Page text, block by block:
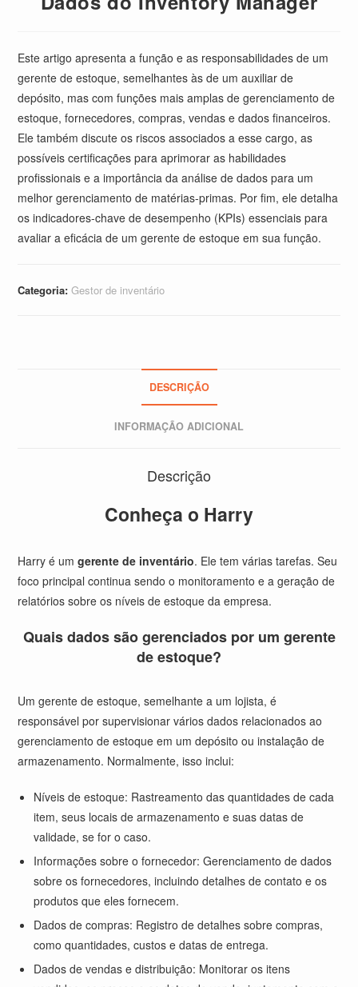
Este artigo apresenta a função e as responsabilidades de um
gerente de estoque, semelhantes às de um auxiliar de
depósito, mas com funções mais amplas de gerenciamento de
estoque, fornecedores, compras, vendas e dados financeiros.
Ele também discute os riscos associados a esse cargo, as
possíveis certificações para aprimorar as habilidades
profissionais e a importância da análise de dados para um
melhor gerenciamento de matérias-primas. Por fim, ele detalha
os indicadores-chave de desempenho (KPIs) essenciais para
avaliar a eficácia de um gerente de estoque em sua função.
Categoria:Gestor de inventário
DESCRIÇÃO
INFORMAÇÃO ADICIONAL
Descrição
Conheça o Harry
Harry é umgerente de inventário. Ele tem várias tarefas. Seu
foco principal continua sendo o monitoramento e a geração de
relatórios sobre os níveis de estoque da empresa.
Quais dados são gerenciados por um gerente
de estoque?
Um gerente de estoque, semelhante a um lojista, é
responsável por supervisionar vários dados relacionados ao
gerenciamento de estoque em um depósito ou instalação de
armazenamento. Normalmente, isso inclui:
Níveis de estoque: Rastreamento das quantidades de cada
item, seus locais de armazenamento e suas datas de
validade, se for o caso.
Informações sobre o fornecedor: Gerenciamento de dados
sobre os fornecedores, incluindo detalhes de contato e os
produtos que eles fornecem.
Dados de compras: Registro de detalhes sobre compras,
como quantidades, custos e datas de entrega.
Dados de vendas e distribuição: Monitorar os itens